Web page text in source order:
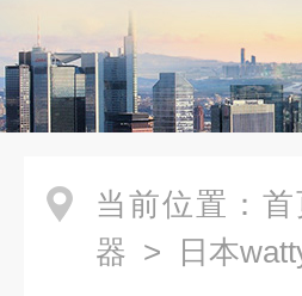
当前位置： 首
器 > 日本